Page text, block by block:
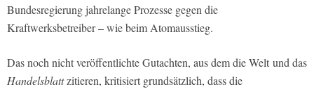
Bundesregierung jahrelange Prozesse gegen die
Kraftwerksbetreiber – wie beim Atomausstieg.
Das noch nicht veröffentlichte Gutachten, aus dem dieWelt und das
Handelsblattzitieren, kritisiert grundsätzlich, dass die